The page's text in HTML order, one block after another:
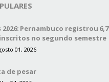
2026: Pernambuco registrou 6,7
no segundo semestre
01, 2026
de pesar